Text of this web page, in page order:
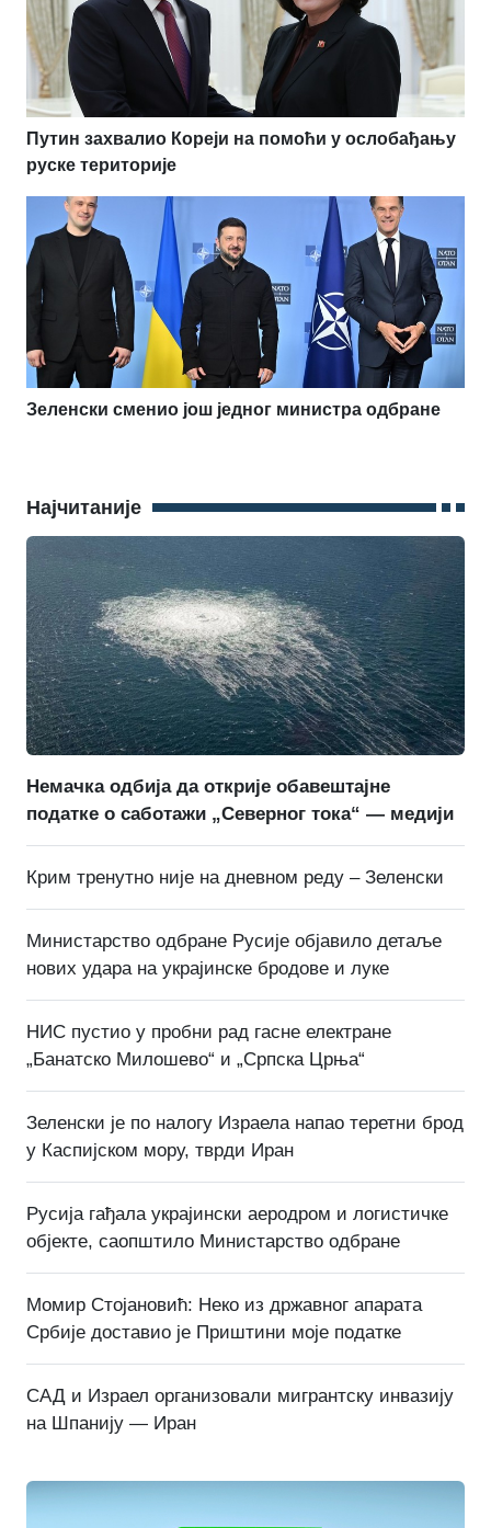
Путин захвалио Кореји на помоћи у ослобађању
руске територије
Зеленски сменио још једног министра одбране
Најчитаније
Немачка одбија да открије обавештајне
податке о саботажи „Северног тока“ — медији
Крим тренутно није на дневном реду – Зеленски
Министарство одбране Русије објавило детаље
нових удара на украјинске бродове и луке
НИС пустио у пробни рад гасне електране
„Банатско Милошево“ и „Српска Црња“
Зеленски је по налогу Израела напао теретни брод
у Каспијском мору, тврди Иран
Русија гађала украјински аеродром и логистичке
објекте, саопштило Министарство одбране
Момир Стојановић: Неко из државног апарата
Србије доставио је Приштини моје податке
САД и Израел организовали мигрантску инвазију
на Шпанију — Иран